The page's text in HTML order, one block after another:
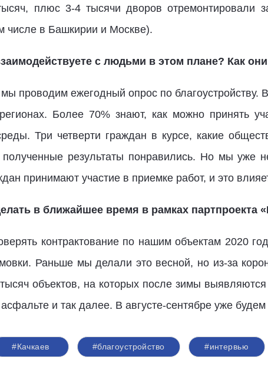
плюс 3-4 тысячи дворов отремонтировали
числе в Башкирии и Москве).
с людьми в этом плане? Как
проводим ежегодный опрос по благоустройству.
Более 70% знают, как можно принять
Три четверти граждан в курсе, какие
результаты понравились. Но мы уже
принимают участие в приемке работ, и это
в ближайшее время в рамках партпроекта
контрактование по нашим объектам 2020
Раньше мы делали это весной, но из-за
объектов, на которых после зимы
и так далее. В августе-сентябре уже будем
#Качкаев #благоустройство #интервью